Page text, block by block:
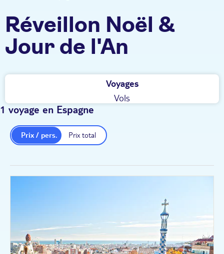
Réveillon Noël &
Jour de l'An
Voyages
Vols
1 voyage en Espagne
Prix total
Prix / pers.